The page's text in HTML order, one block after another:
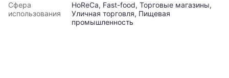
Сфера
использования
HoReCa, Fast-food, Торговые магазины,
Уличная торговля, Пищевая
промышленность